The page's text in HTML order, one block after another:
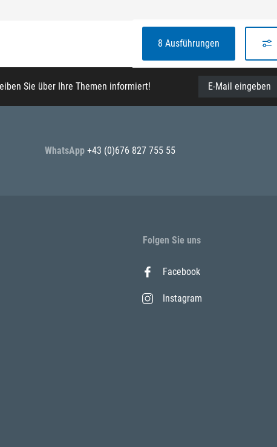
8 Ausführungen
Sie über Ihre Themen informiert! E-Mail eingeben
WhatsApp +43 (0)676 827 755 55
Folgen Sie uns
Facebook
Instagram